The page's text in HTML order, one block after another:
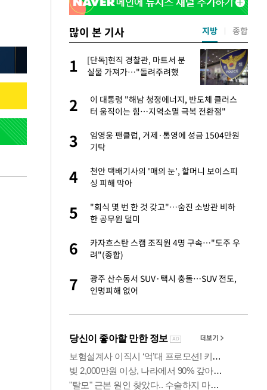
많이 본 기사
안동·의성 관할
1
[단독]현직 경찰관, 마트서 분
실물 가져가…"돌려주려했
2
이 대통령 "해남 청정에너지, 반도체 클러스
터 움직이는 힘…지역소멸 극복 전환점"
3
임영웅 팬클럽, 거제·통영에 성금 1504만원
기탁
4
천안 택배기사의 '매의 눈', 할머니 보이스피
싱 피해 막아
5
"회식 몇 번 한 것 갖고"…숨진 소방관 비하
한 공무원 덜미
6
카자흐스탄 스캠 조직원 4명 구속…"도주 우
려"(종합)
7
광주 산수동서 SUV·택시 충돌…SUV 전도,
인명피해 없어
지방 종합